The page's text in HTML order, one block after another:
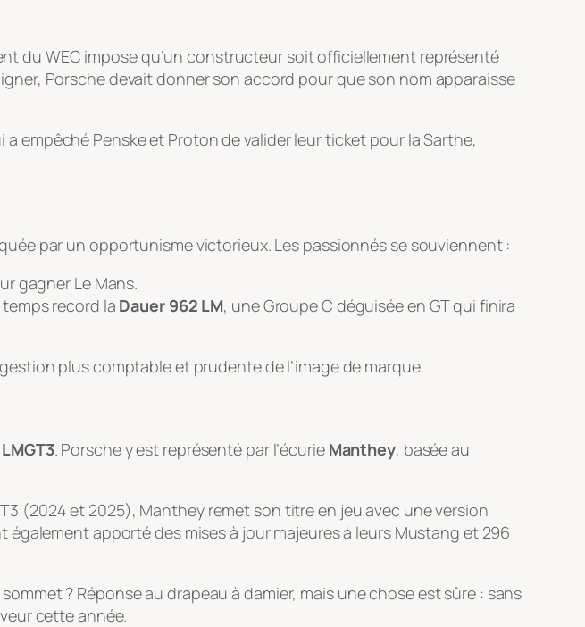
du WEC impose qu’un constructeur soit officiellement représenté
Porsche devait donner son accord pour que son nom apparaisse
Penske et Proton de valider leur ticket pour la Sarthe,
par un opportunisme victorieux. Les passionnés se souviennent :
gagner Le Mans.
record la Dauer 962 LM, une Groupe C déguisée en GT qui finira
plus comptable et prudente de l’image de marque.
LMGT3. Porsche y est représenté par l’écurie Manthey, basée au
(2024 et 2025), Manthey remet son titre en jeu avec une version
également apporté des mises à jour majeures à leurs Mustang et 296
? Réponse au drapeau à damier, mais une chose est sûre : sans
cette année.